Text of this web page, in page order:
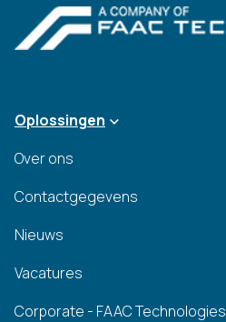
Oplossingen
Over ons
Contactgegevens
Nieuws
Vacatures
Corporate - FAAC Technologies